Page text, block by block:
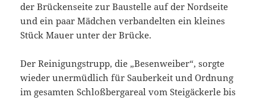
der Brückenseite zur Baustelle auf der Nordseite
und ein paar Mädchen verbandelten ein kleines
Stück Mauer unter der Brücke.
Der Reinigungstrupp, die „Besenweiber“, sorgte
wieder unermüdlich für Sauberkeit und Ordnung
im gesamten Schloßbergareal vom Steigäckerle bis